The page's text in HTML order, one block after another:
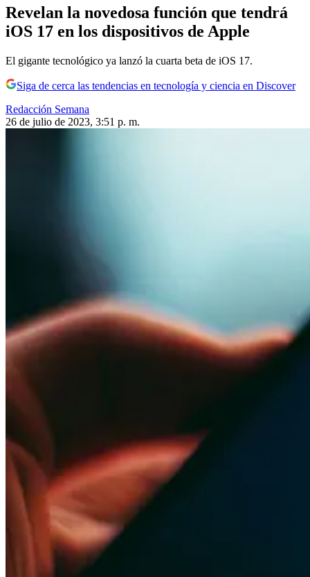
Revelan la novedosa función que tendrá
iOS 17 en los dispositivos de Apple
El gigante tecnológico ya lanzó la cuarta beta de iOS 17.
Siga de cerca las tendencias en tecnología y ciencia en Discover
Redacción Semana
26 de julio de 2023, 3:51 p. m.